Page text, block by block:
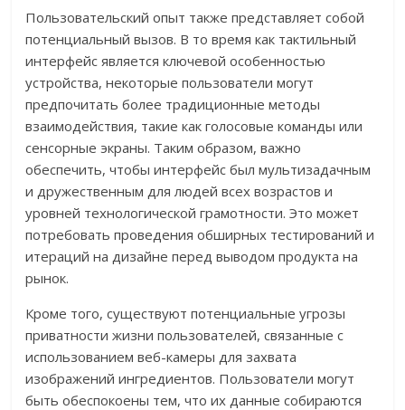
Пользовательский опыт также представляет собой
потенциальный вызов. В то время как тактильный
интерфейс является ключевой особенностью
устройства, некоторые пользователи могут
предпочитать более традиционные методы
взаимодействия, такие как голосовые команды или
сенсорные экраны. Таким образом, важно
обеспечить, чтобы интерфейс был мультизадачным
и дружественным для людей всех возрастов и
уровней технологической грамотности. Это может
потребовать проведения обширных тестирований и
итераций на дизайне перед выводом продукта на
рынок.
Кроме того, существуют потенциальные угрозы
приватности жизни пользователей, связанные с
использованием веб-камеры для захвата
изображений ингредиентов. Пользователи могут
быть обеспокоены тем, что их данные собираются